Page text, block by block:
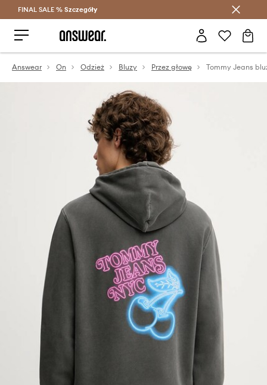
Oszczędzaj z Answear Club >
FINAL SALE % Szczegóły
Answear On Odzież Bluzy Przez głowę Tommy Jeans